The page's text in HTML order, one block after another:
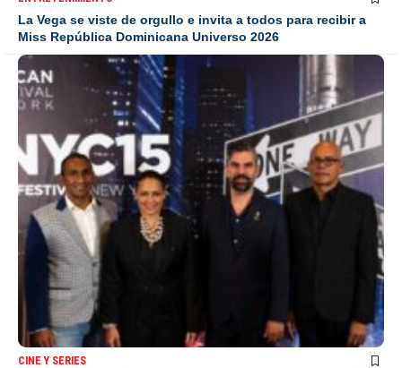
La Vega se viste de orgullo e invita a todos para recibir a
Miss República Dominicana Universo 2026
CINE Y SERIES